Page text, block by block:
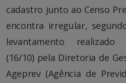
cadastro junto ao Censo
encontra irregular,
levantamento realizado
(16/10) pela Diretoria de
Ageprev (Agência de